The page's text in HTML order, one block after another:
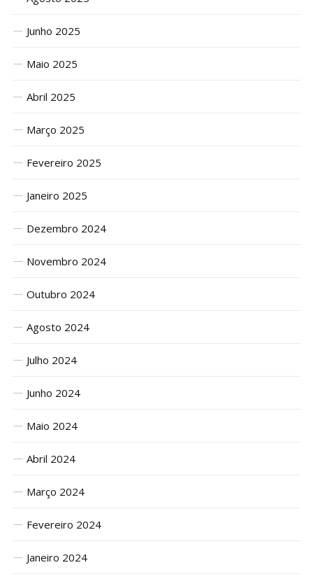
Junho 2025
Maio 2025
Abril 2025
Março 2025
Fevereiro 2025
Janeiro 2025
Dezembro 2024
Novembro 2024
Outubro 2024
Agosto 2024
Julho 2024
Junho 2024
Maio 2024
Abril 2024
Março 2024
Fevereiro 2024
Janeiro 2024